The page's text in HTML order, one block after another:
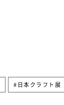
日本クラフト展